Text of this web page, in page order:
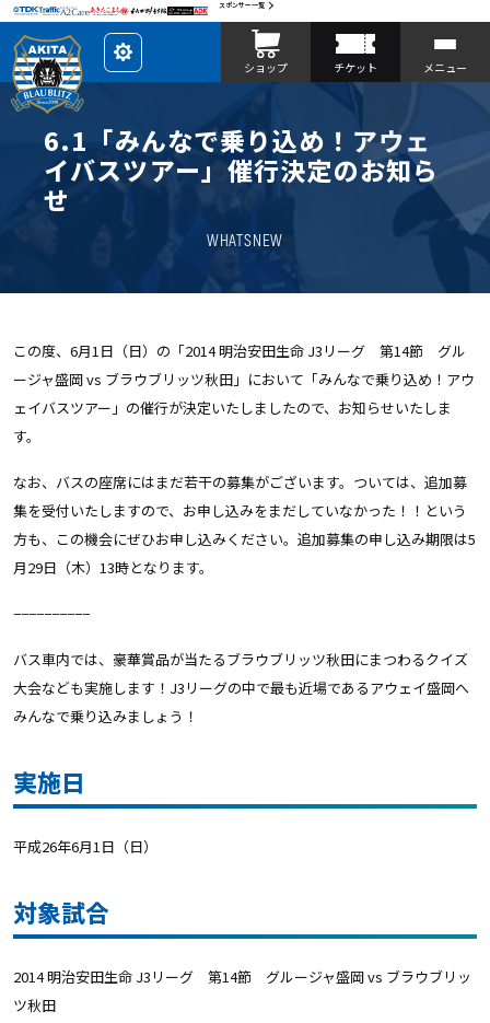
スポンサー一覧
レ
イ
ア
カ
ス
タ
マ
ショップ チケット メニュー
6.1「みんなで乗り込め！アウェ
イバスツアー」催行決定のお知ら
せ
WHATSNEW
この度、6月1日（日）の「2014 明治安田生命 J3リーグ 第14節 グル
ージャ盛岡 vs ブラウブリッツ秋田」において「みんなで乗り込め！アウ
ェイバスツアー」の催行が決定いたしましたので、お知らせいたしま
す。
なお、バスの座席にはまだ若干の募集がございます。ついては、追加募
集を受付いたしますので、お申し込みをまだしていなかった！！という
方も、この機会にぜひお申し込みください。追加募集の申し込み期限は5
月29日（木）13時となります。
−−−−−−−−−−
バス車内では、豪華賞品が当たるブラウブリッツ秋田にまつわるクイズ
大会なども実施します！J3リーグの中で最も近場であるアウェイ盛岡へ
みんなで乗り込みましょう！
実施日
平成26年6月1日（日）
対象試合
2014 明治安田生命 J3リーグ 第14節 グルージャ盛岡 vs ブラウブリッ
ツ秋田